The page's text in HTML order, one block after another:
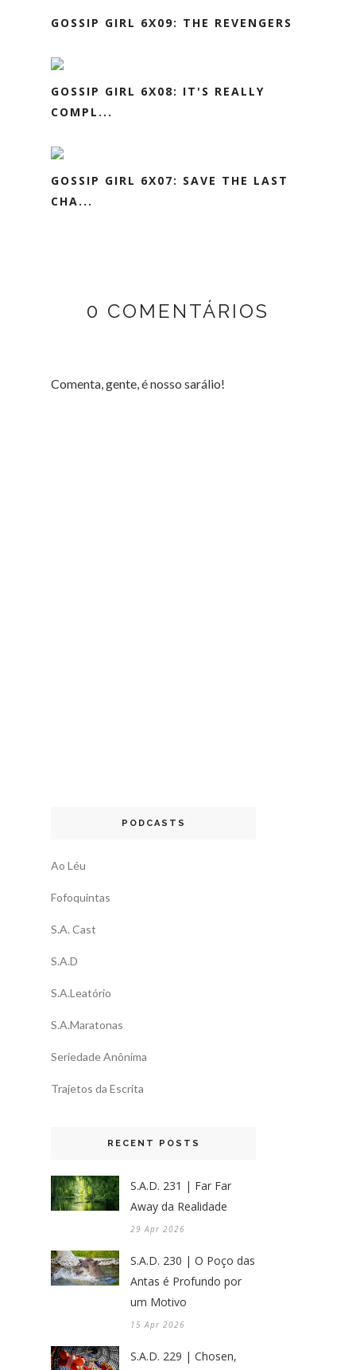
GOSSIP GIRL 6X09: THE REVENGERS
GOSSIP GIRL 6X08: IT'S REALLY
COMPL...
GOSSIP GIRL 6X07: SAVE THE LAST
CHA...
0 COMENTÁRIOS
Comenta, gente, é nosso sarálio!
PODCASTS
Ao Léu
Fofoquintas
S.A. Cast
S.A.D
S.A.Leatório
S.A.Maratonas
Seriedade Anônima
Trajetos da Escrita
RECENT POSTS
S.A.D. 231 | Far Far
Away da Realidade
29 Apr 2026
S.A.D. 230 | O Poço das
Antas é Profundo por
um Motivo
15 Apr 2026
S.A.D. 229 | Chosen,